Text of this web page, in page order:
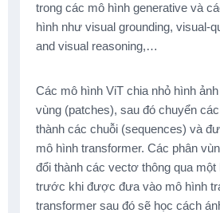
trong các mô hình generative và
hình như visual grounding, visual-
and visual reasoning,…
Các mô hình ViT chia nhỏ hình
vùng (patches), sau đó chuyển
thành các chuỗi (sequences) và
mô hình transformer. Các phân
đổi thành các vectơ thông qua
trước khi được đưa vào mô hình
transformer sau đó sẽ học cách